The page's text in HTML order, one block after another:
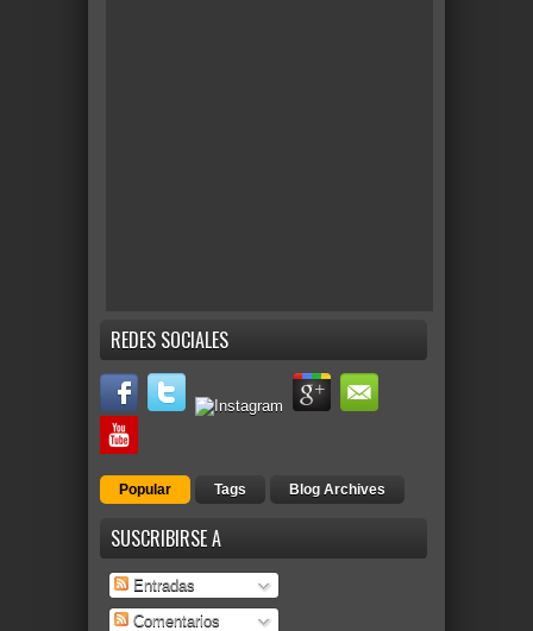
REDES SOCIALES
Popular Tags Blog Archives
SUSCRIBIRSE A
Entradas
Comentarios